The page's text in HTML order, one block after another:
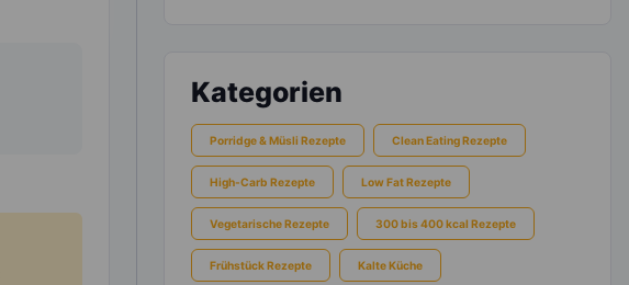
Kategorien
Porridge & Müsli Rezepte Clean Eating Rezepte
High-Carb Rezepte Low Fat Rezepte
Vegetarische Rezepte 300 bis 400 kcal Rezepte
Frühstück Rezepte Kalte Küche